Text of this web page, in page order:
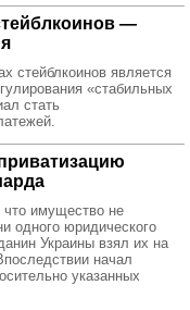
—
является
«стабильных
стать
имущество не
одного юридического
Украины взял их на
начал
указанных